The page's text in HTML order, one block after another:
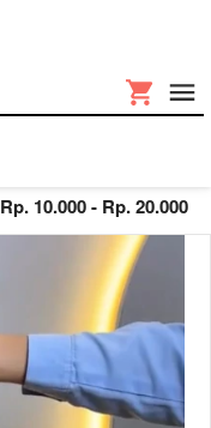
Rp. 10.000 - Rp. 20.000